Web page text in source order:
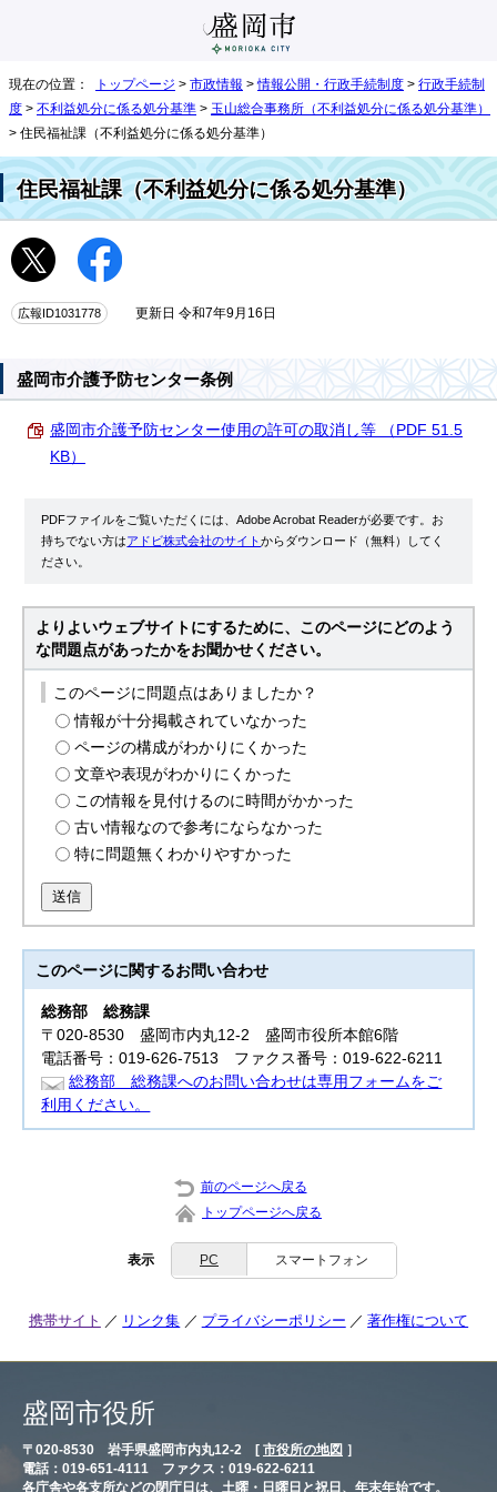
現在の位置： トップページ > 市政情報 >情報公開・行政手続制度 > 行政手続制
度 > 不利益処分に係る処分基準 > 玉山総合事務所（不利益処分に係る処分基準）
> 住民福祉課（不利益処分に係る処分基準）
住民福祉課（不利益処分に係る処分基準）
広報ID1031778 更新日 令和7年9月16日
盛岡市介護予防センター条例
盛岡市介護予防センター使用の許可の取消し等 （PDF 51.5
KB）
PDFファイルをご覧いただくには、Adobe Acrobat Readerが必要です。お
持ちでない方はアドビ株式会社のサイトからダウンロード（無料）してく
ださい。
よりよいウェブサイトにするために、このページにどのよう
な問題点があったかをお聞かせください。
このページに問題点はありましたか？
情報が十分掲載されていなかった
ページの構成がわかりにくかった
文章や表現がわかりにくかった
この情報を見付けるのに時間がかかった
古い情報なので参考にならなかった
特に問題無くわかりやすかった
送信
このページに関するお問い合わせ
総務部総務課
〒020-8530 盛岡市内丸12-2 盛岡市役所本館6階
電話番号：019-626-7513 ファクス番号：019-622-6211
総務部 総務課へのお問い合わせは専用フォームをご
利用ください。
前のページへ戻る
トップページへ戻る
表示 PC スマートフォン
携帯サイト リンク集 プライバシーポリシー 著作権について
盛岡市役所
〒020-8530 岩手県盛岡市内丸12-2 [ 市役所の地図 ］
電話：019-651-4111 ファクス：019-622-6211
各庁舎や各支所などの閉庁日は、土曜・日曜日と祝日、年末年始です。